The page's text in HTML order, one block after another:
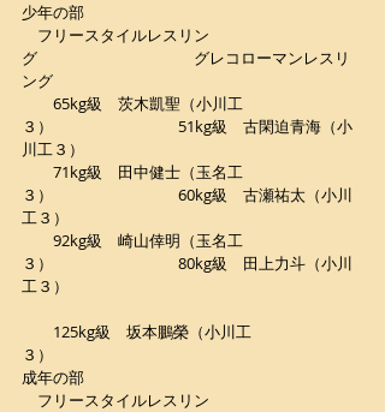
少年の部
フリースタイルレスリン
グ　　　　　　　　　　グレコローマンレスリ
ング
65kg級　茨木凱聖（小川工
３）　　　　　　　　51kg級　古閑迫青海（小
川工３）
71kg級　田中健士（玉名工
３）　　　　　　　　60kg級　古瀬祐太（小川
工３）
92kg級　崎山倖明（玉名工
３）　　　　　　　　80kg級　田上力斗（小川
工３）
125kg級　坂本鵬榮（小川工
３）
成年の部
フリースタイルレスリン